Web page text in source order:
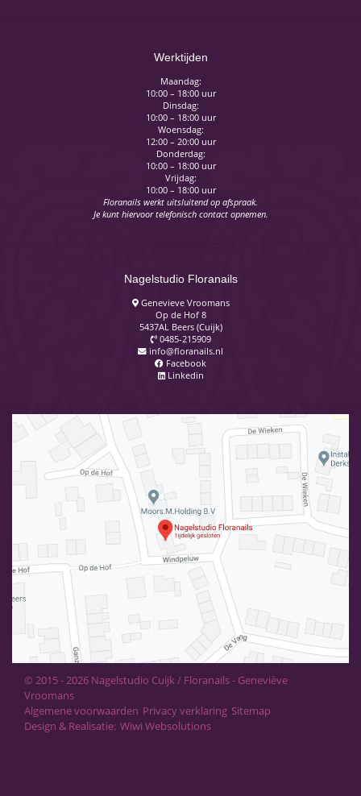
Werktijden
Maandag:
10:00 – 18:00 uur
Dinsdag:
10:00 – 18:00 uur
Woensdag:
12:00 – 20:00 uur
Donderdag:
10:00 – 18:00 uur
Vrijdag:
10:00 – 18:00 uur
Floranails werkt uitsluitend op afspraak.
Je kunt hiervoor telefonisch contact opnemen.
Nagelstudio Floranails
Genevieve Vroomans
Op de Hof 8
5437AL Beers (Cuijk)
0485-215909
info@floranails.nl
Facebook
Linkedin
© 2015 - 2026 Nagelstudio Cuijk / Floranails - Geneviève
Vroomans
Algemene voorwaarden Privacy verklaring Sitemap
Design & Realisatie: Wiwi Websolutions